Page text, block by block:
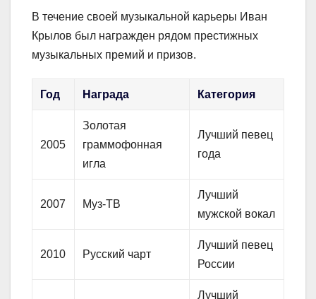
В течение своей музыкальной карьеры Иван
Крылов был награжден рядом престижных
музыкальных премий и призов.
Год Награда Категория
2005
Золотая
граммофонная
игла
Лучший певец
года
2007 Муз-ТВ
Лучший
мужской вокал
2010 Русский чарт
Лучший певец
России
Лучший